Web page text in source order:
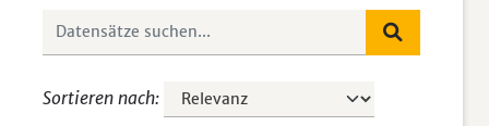
Sortieren nach